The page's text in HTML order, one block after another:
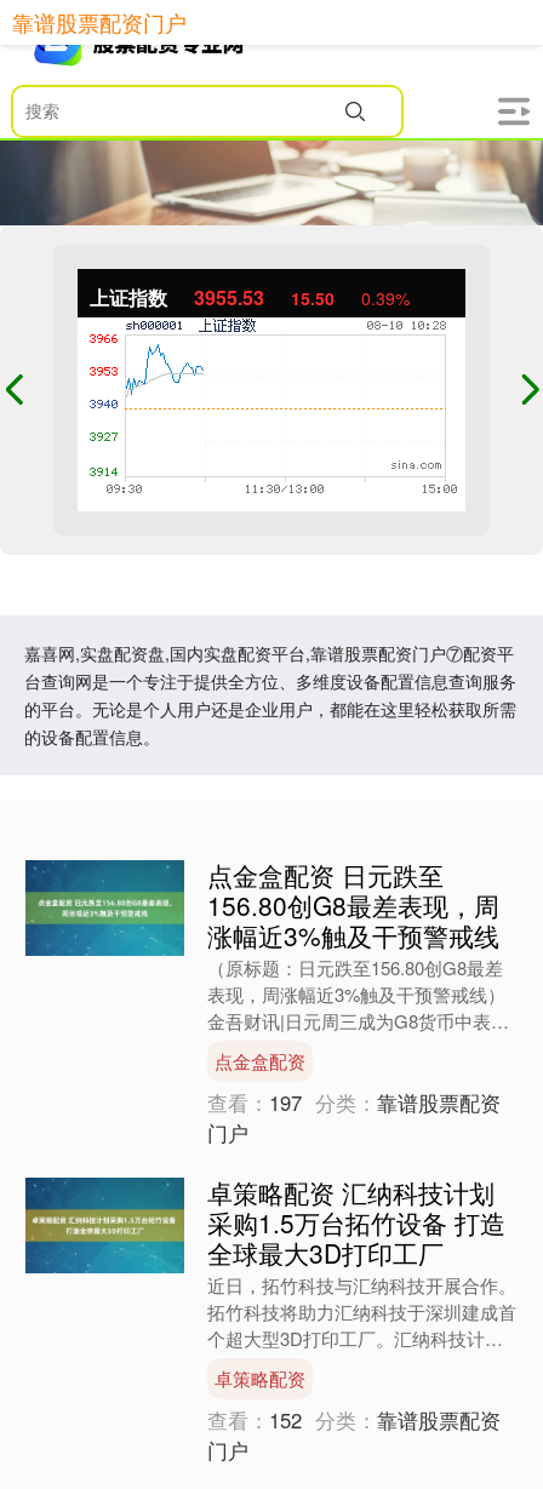
上证指数 3955.53 15.50 0.39%
嘉喜网,实盘配资盘,国内实盘配资平台,靠谱股票配资门户⑦配资平
台查询网是一个专注于提供全方位、多维度设备配置信息查询服务
的平台。无论是个人用户还是企业用户，都能在这里轻松获取所需
的设备配置信息。
靠谱股票配资门户
点金盒配资 日元跌至
156.80创G8最差表现，周
涨幅近3%触及干预警戒线
（原标题：日元跌至156.80创G8最差
表现，周涨幅近3%触及干预警戒线）
金吾财讯|日元周三成为G8货币中表现
最差币种，美元兑日元汇率升至
156.80，较上周....
点金盒配资
查看： 197 分类：靠谱股票配资
门户
卓策略配资 汇纳科技计划
采购1.5万台拓竹设备 打造
全球最大3D打印工厂
近日，拓竹科技与汇纳科技开展合作。
拓竹科技将助力汇纳科技于深圳建成首
个超大型3D打印工厂。汇纳科技计划
在2026年一季度前布局1.5万台拓竹3D
打印机，项目投产....
卓策略配资
查看： 152 分类：靠谱股票配资
门户